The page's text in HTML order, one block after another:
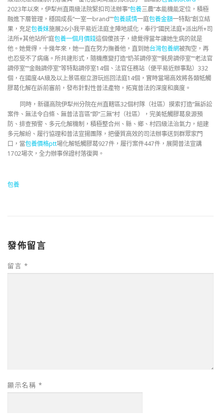
2023年以來，伊犁州直兩級法院緊扣司法辦事“包養三農”本能機能定位，積極
融進下層管理，穩固成長“一室一brand”“包養感情一庭包養金額一特點”創立結
果，充足包養妹施展26小我平易近法庭主陣地感化，奉行“國民法庭+派出所+司
法所+其他站所”庭包養一個月價錢這個傻孩子，總覺得當年讓她生病的就是
他。她覺得，十幾年來，她一直在努力撫養他，直到她台灣包養網被掏空，再
也忍受不了病痛。所共建形式，隨機應變打造“奶茶調停室”“氈房調停室”“老法官
調停室”“金融調停室”等特點調停室14個、法官任務站（便平易近辦事點）332
個，在國度4A級及以上景區樹立游玩巡回法庭14個，實時當場高效將各類牴觸
膠葛化解在訴前審前，發布針對性普法產物，拓寬普法的深度和廣度。
同時，新疆高院伊犁州分院在州直轄區32個村隊（社區）摸索打造“無訴訟
案件、無法令白條、無普法盲區”即“三無”村（社區），完美牴觸膠葛泉源預
防、排查預警、多元化解機制，積極整合州、縣、鄉、村四級法治氣力，組建
多元解紛、履行協理和普法宣揚團隊，把優質高效的司法辦事送到群眾家門
口，當包養價格ptt場化解牴觸膠葛927件，履行案件447件，展開普法宣講
1702場次，全力辦事保證村落復興。
包養
發佈留言
留言 *
顯示名稱 *